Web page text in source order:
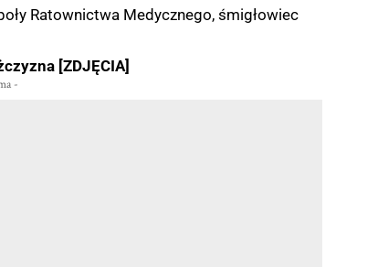
Ratownictwa Medycznego, śmigłowiec
[ZDJĘCIA]
-